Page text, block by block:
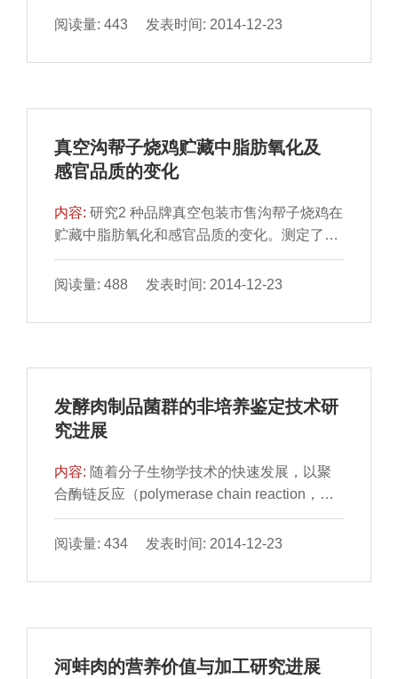
等级、不同部位金华火...
阅读量: 443 发表时间: 2014-12-23
真空沟帮子烧鸡贮藏中脂肪氧化及
感官品质的变化
内容:研究2 种品牌真空包装市售沟帮子烧鸡在
贮藏中脂肪氧化和感官品质的变化。测定了烧
鸡在室温贮藏过程 中的硫代巴比妥酸反应值、
过氧化物值...
阅读量: 488 发表时间: 2014-12-23
发酵肉制品菌群的非培养鉴定技术研
究进展
内容: 随着分子生物学技术的快速发展，以聚
合酶链反应（polymerase chain reaction，
PCR）为基础的非培养鉴 定技术在发酵肉制
品菌群鉴定中得到...
阅读量: 434 发表时间: 2014-12-23
河蚌肉的营养价值与加工研究进展